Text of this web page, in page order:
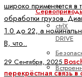
ctrlX
DRIVE
широко применяется в
обработки грузов.
1.0 до 22, а
В, что..
29 Сентября, 2025
перекрёстная связь в